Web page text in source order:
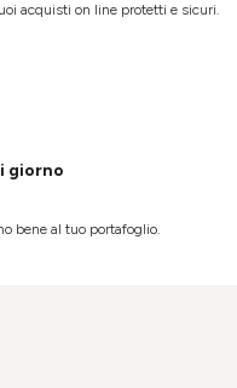
acquisti on line protetti e sicuri.
giorno
bene al tuo portafoglio.